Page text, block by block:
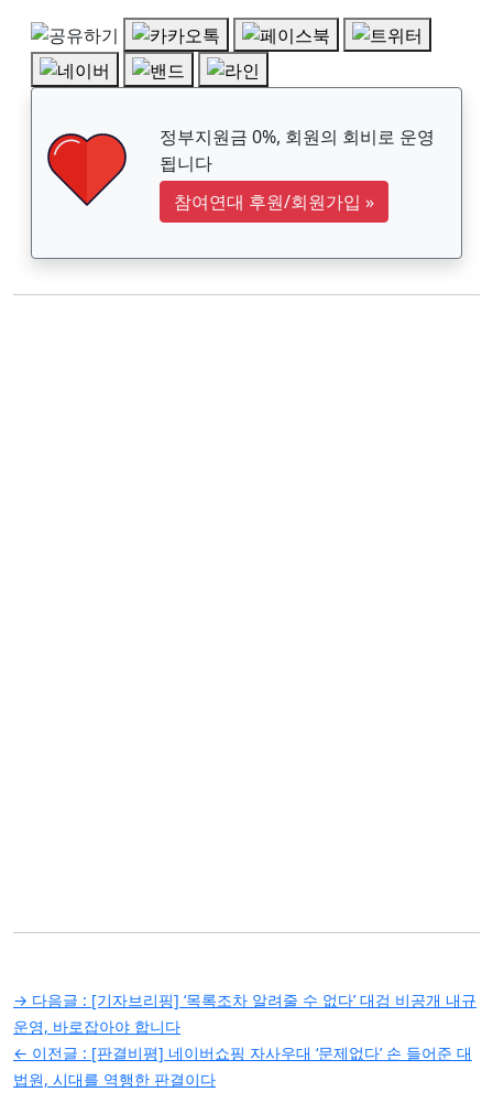
정부지원금 0%, 회원의 회비로 운영
됩니다
참여연대 후원/회원가입 »
글
탐
색
→ 다음글 : [기자브리핑] ‘목록조차 알려줄 수 없다’ 대검 비공개 내규
운영, 바로잡아야 합니다
← 이전글 : [판결비평] 네이버쇼핑 자사우대 ‘문제없다’ 손 들어준 대
법원, 시대를 역행한 판결이다